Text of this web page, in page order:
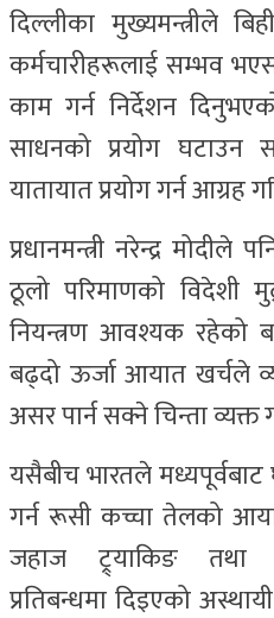
दिल्लीका मुख्यमन्त्रीले
कर्मचारीहरूलाई सम्भव
काम गर्न निर्देशन
साधनको प्रयोग घटाउन
यातायात प्रयोग गर्न आग्रह
प्रधानमन्त्री नरेन्द्र
ठूलो परिमाणको विदेशी
नियन्त्रण आवश्यक रहेको
बढ्दो ऊर्जा आयात खर्चले
असर पार्न सक्ने चिन्ता व्यक्त
यसैबीच भारतले
गर्न रूसी कच्चा तेलको
जहाज ट्र्याकिङ तथा
प्रतिबन्धमा दिइएको